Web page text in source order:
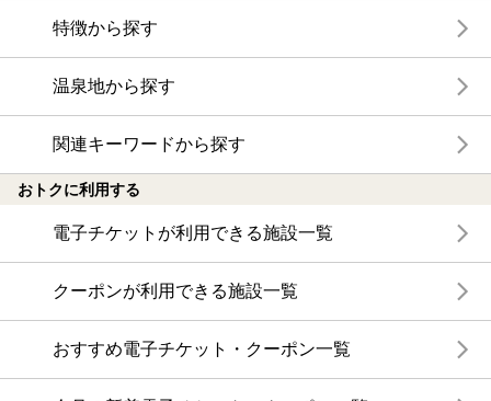
特徴から探す
温泉地から探す
関連キーワードから探す
おトクに利用する
電子チケットが利用できる施設一覧
クーポンが利用できる施設一覧
おすすめ電子チケット・クーポン一覧